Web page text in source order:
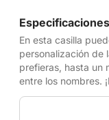
Especificaciones
En esta casilla
personalización de
prefieras, hasta un
entre los nombres.